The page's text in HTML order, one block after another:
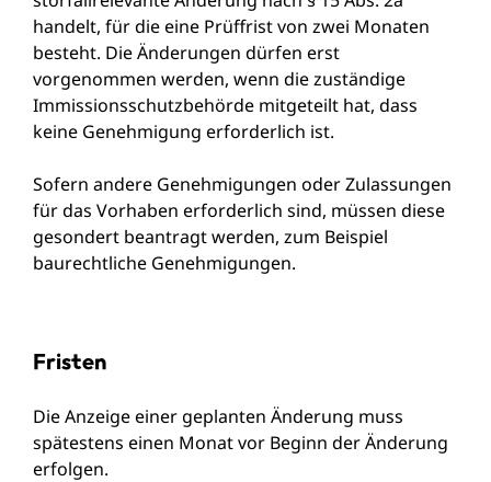
handelt, für die eine Prüffrist von zwei Monaten
besteht. Die Änderungen dürfen erst
vorgenommen werden, wenn die zuständige
Immissionsschutzbehörde mitgeteilt hat, dass
keine Genehmigung erforderlich ist.
Sofern andere Genehmigungen oder Zulassungen
für das Vorhaben erforderlich sind, müssen diese
gesondert beantragt werden, zum Beispiel
baurechtliche Genehmigungen.
Fristen
Die Anzeige einer geplanten Änderung muss
spätestens einen Monat vor Beginn der Änderung
erfolgen.